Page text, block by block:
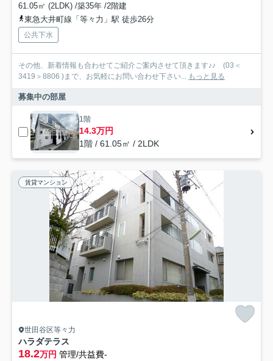
61.05㎡ (2LDK) /築35年 /2階建
東急大井町線「等々力」駅 徒歩26分
公共下水
その他、新着情報も合わせてご紹介ご案内させて頂きます♪♪ (03＜
3419＞8806 )まで、お気軽にお問い合わせ下さい... もっと見る
募集中の部屋
1階
14.3万円
1階 / 61.05㎡ / 2LDK
賃貸マンション
世田谷区等々力
ハラダテラス
18.2万円 管理/共益費-